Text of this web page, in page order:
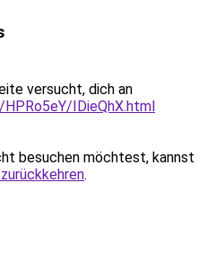
versucht, dich an
IDieQhX.html
besuchen möchtest, kannst
.